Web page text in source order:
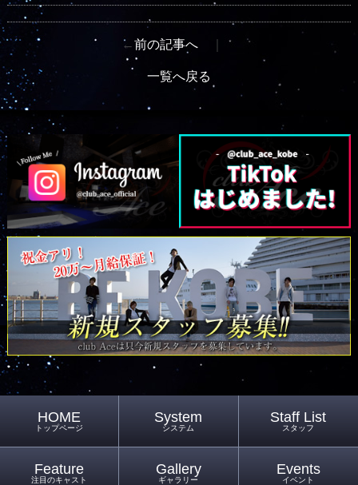
←前の記事へ ｜
一覧へ戻る
HOME
トップページ
System
システム
Staff List
スタッフ
Feature
注目のキャスト
Gallery
ギャラリー
Events
イベント